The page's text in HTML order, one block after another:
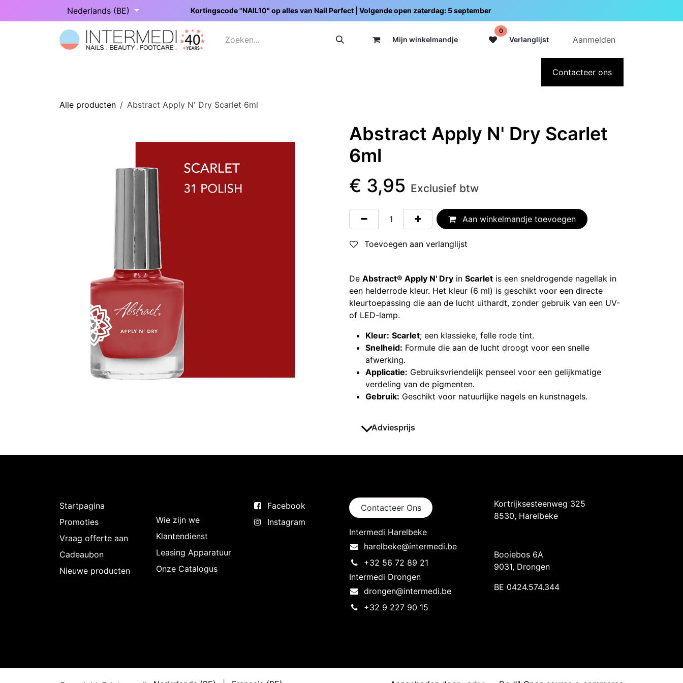
Overslaan naar inhoudNederlands (BE) Kortingscode "NAIL10" op alles van Nail Perfect | Volgende open zaterdag: 5 september
Mijn winkelmandje
0
Verlanglijst Aanmelden
Over IntermediContacteer ons
Alle producten Abstract Apply N' Dry Scarlet 6ml
Abstract Apply N' Dry Scarlet
6ml
De Abstract® Apply N' Dry in Scarlet is een sneldrogende nagellak in
een helderrode kleur. Het kleur (6 ml) is geschikt voor een directe
kleurtoepassing die aan de lucht uithardt, zonder gebruik van een UV-
of LED-lamp.
Kleur: Scarlet; een klassieke, felle rode tint.
Snelheid: Formule die aan de lucht droogt voor een snelle
afwerking.
Applicatie: Gebruiksvriendelijk penseel voor een gelijkmatige
verdeling van de pigmenten.
Gebruik: Geschikt voor natuurlijke nagels en kunstnagels.
Adviesprijs
€ 3,95 Exclusief btw
Aan winkelmandje toevoegen
Toevoegen aan verlanglijst
Startpagina
Promoties
Vraag offerte aan
Cadeaubon
Nieuwe producten
Wie zijn we
Klantendienst
Leasing Apparatuur
Onze Catalogus
Facebook
Instagram
Contacteer Ons
Intermedi Harelbeke
harelbeke@intermedi.be
+32 56 72 89 21
Intermedi Drongen
drongen@intermedi.be
+32 9 227 90 15
Kortrijksesteenweg 325
8530, Harelbeke
Booiebos 6A
9031, Drongen
BE 0424.574.344